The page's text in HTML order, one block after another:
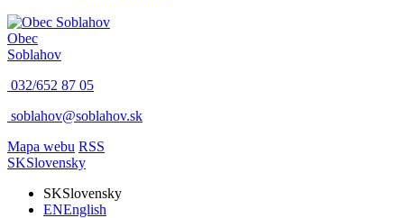
Obec
Soblahov
032/652 87 05
soblahov@soblahov.sk
Mapa webu RSS
SKSlovensky
SKSlovensky
ENEnglish